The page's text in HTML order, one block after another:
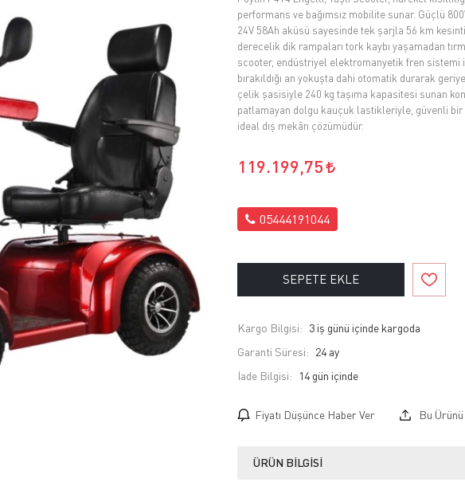
performans ve bağımsız mobilite sunar. Güçlü
24V 58Ah aküsü sayesinde tek şarjla 56 km
derecelik dik rampaları tork kaybı yaşamadan
scooter, endüstriyel elektromanyetik fren sistemi
bırakıldığı an yokuşta dahi otomatik durarak
çelik şasisiyle 240 kg taşıma kapasitesi sunan
patlamayan dolgu kauçuk lastikleriyle, güvenli
ideal dış mekân çözümüdür.
119.199,75
05444191044
SEPETE EKLE
Kargo Bilgisi: 3 iş günü içinde kargoda
Garanti Süresi: 24 ay
İade Bilgisi:
Fiyatı Düşünce Haber Ver Bu
ÜRÜN BILGISI